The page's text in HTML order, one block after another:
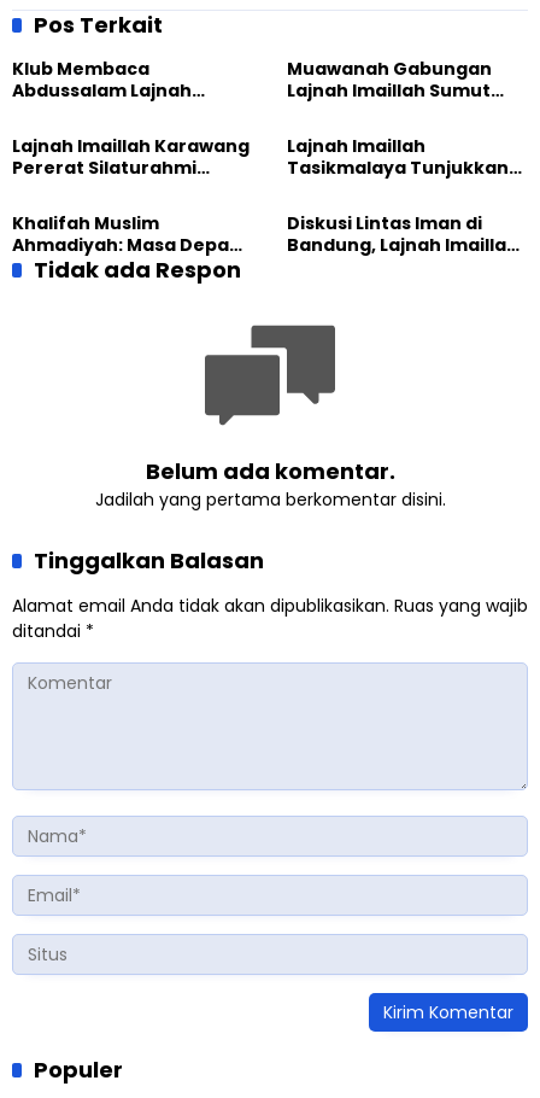
Ahmadiyah Indonesia
Balaigana
Pos Terkait
Klub Membaca
Abdussalam Lajnah
Gelar Diskusi dan
Tadabbur Alam
Muawanah Gabungan
Lajnah Imaillah Sumut
hingga Edukasi Tangani
Sampah
Lajnah Imaillah Karawang
Pererat Silaturahmi
Masak Bersama
Lajnah Imaillah
Tasikmalaya Tunjukkan
Bangun Ekonomi
Keluarga
Khalifah Muslim
Ahmadiyah: Masa Depan
Anak Dimulai dari
Perempuan yang Terus
Diskusi Lintas Iman di
Bandung, Lajnah Imaillah
Tidak ada Respon
Belum ada komentar.
Jadilah yang pertama berkomentar disini.
Tinggalkan Balasan
Alamat email Anda tidak akan dipublikasikan. Ruas yang wajib
ditandai *
Populer